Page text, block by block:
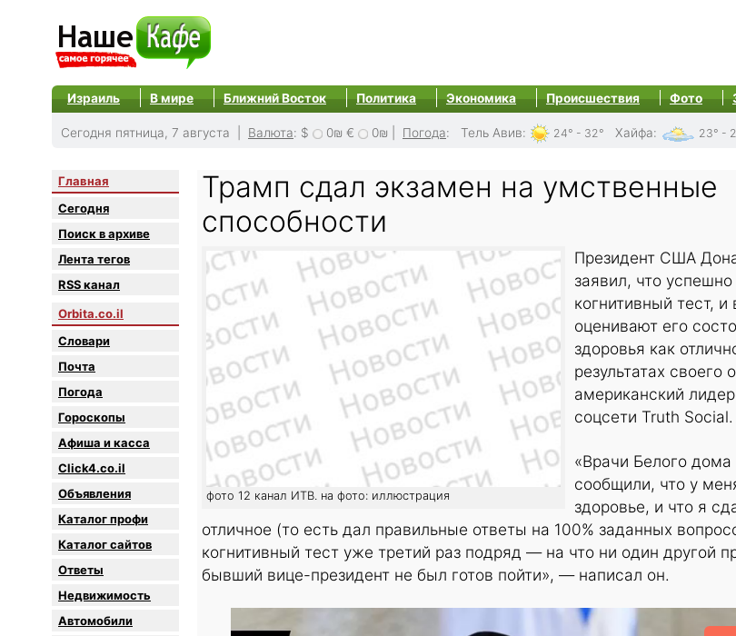
Израиль В мире Ближний Восток Политика Экономика Происшествия Фото
Сегодня пятница, 7 августа | Валюта: $ 0₪ € 0₪ Погода: Тель Авив: 24° - 32° Хайфа: 23° -
Главная
Сегодня
Поиск в архиве
Лента тегов
RSS канал
Orbita.co.il
Словари
Почта
Погода
Гороскопы
Афиша и касса
Click4.co.il
Объявления
Каталог профи
Каталог сайтов
Oтветы
Недвижимость
Автомобили
Трамп сдал экзамен на умственные
способности
фото 12 канал ИТВ. на фото: иллюстрация
Президент США
заявил, что
когнитивный тест, и
оценивают его
здоровья как
результатах своего
американский
соцсети Truth Social.
«Врачи Белого дома
сообщили, что у
здоровье, и что я
отличное (то есть дал правильные ответы на 100% заданных
когнитивный тест уже третий раз подряд — на что ни один другой
бывший вице-президент не был готов пойти», — написал он.